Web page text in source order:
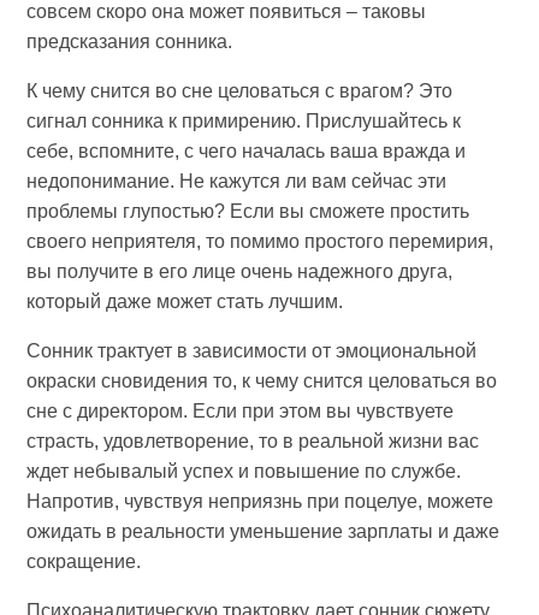
совсем скоро она может появиться – таковы
предсказания сонника.
К чему снится во сне целоваться с врагом? Это
сигнал сонника к примирению. Прислушайтесь к
себе, вспомните, с чего началась ваша вражда и
недопонимание. Не кажутся ли вам сейчас эти
проблемы глупостью? Если вы сможете простить
своего неприятеля, то помимо простого перемирия,
вы получите в его лице очень надежного друга,
который даже может стать лучшим.
Сонник трактует в зависимости от эмоциональной
окраски сновидения то, к чему снится целоваться во
сне с директором. Если при этом вы чувствуете
страсть, удовлетворение, то в реальной жизни вас
ждет небывалый успех и повышение по службе.
Напротив, чувствуя неприязнь при поцелуе, можете
ожидать в реальности уменьшение зарплаты и даже
сокращение.
Психоаналитическую трактовку дает сонник сюжету,